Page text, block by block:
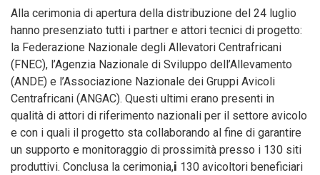
Alla cerimonia di apertura della distribuzione del 24 luglio
hanno presenziato tutti i partner e attori tecnici di progetto:
la Federazione Nazionale degli Allevatori Centrafricani
(FNEC), l’Agenzia Nazionale di Sviluppo dell’Allevamento
(ANDE) e l’Associazione Nazionale dei Gruppi Avicoli
Centrafricani (ANGAC). Questi ultimi erano presenti in
qualità di attori di riferimento nazionali per il settore avicolo
e con i quali il progetto sta collaborando al fine di garantire
un supporto e monitoraggio di prossimità presso i 130 siti
produttivi. Conclusa la cerimonia,i 130 avicoltori beneficiari